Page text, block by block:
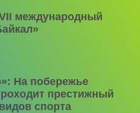
международный
На побережье
престижный
спорта